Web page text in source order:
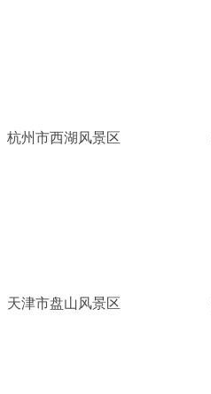
杭州市西湖风景区
天津市盘山风景区